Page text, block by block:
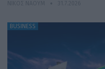
BUSINESS